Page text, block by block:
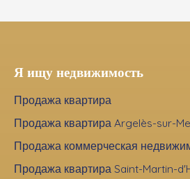
Я ищу недвижимость
Продажа квартира
Продажа квартира Argelès-sur-
Продажа коммерческая
Продажа квартира Saint-Martin-